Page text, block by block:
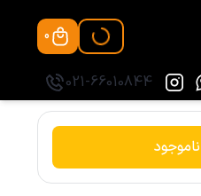
0
021-66010844
ناموجود